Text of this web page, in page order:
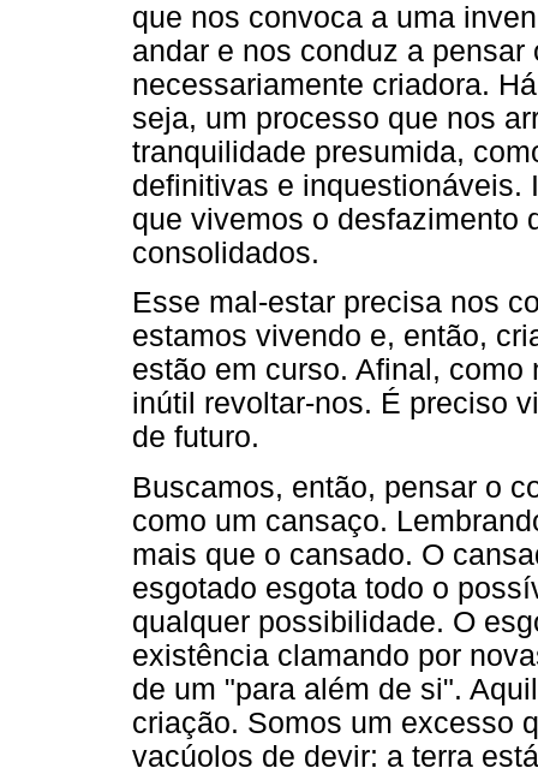
que nos convoca a uma
andar e nos conduz a
necessariamente criadora.
seja, um processo que nos
tranquilidade presumida,
definitivas e inquestionáveis.
que vivemos o desfazimento
consolidados.
Esse mal-estar precisa nos
estamos vivendo e, então,
estão em curso. Afinal,
inútil revoltar-nos. É preciso
de futuro.
Buscamos, então, pensar o
como um cansaço.
mais que o cansado. O
esgotado esgota todo o
qualquer possibilidade. O
existência clamando por
de um "para além de si".
criação. Somos um excesso
vacúolos de devir: a terra